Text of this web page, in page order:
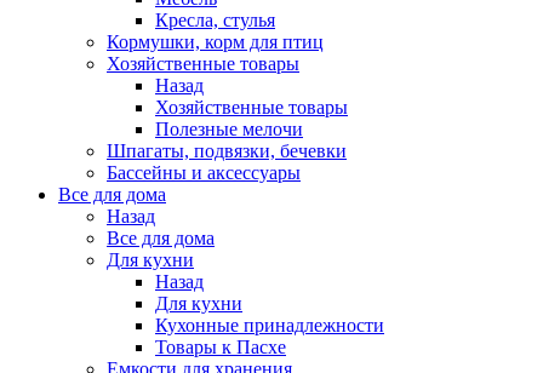
Кресла, стулья
Кормушки, корм для птиц
Хозяйственные товары
Назад
Хозяйственные товары
Полезные мелочи
Шпагаты, подвязки, бечевки
Бассейны и аксессуары
Все для дома
Назад
Все для дома
Для кухни
Назад
Для кухни
Кухонные принадлежности
Товары к Пасхе
Емкости для хранения